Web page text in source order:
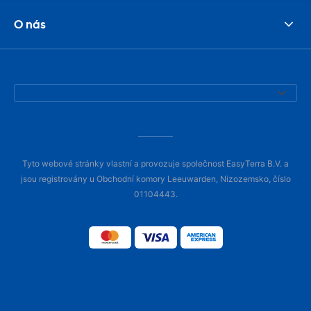
O nás
Tyto webové stránky vlastní a provozuje společnost EasyTerra B.V. a
jsou registrovány u Obchodní komory Leeuwarden, Nizozemsko, číslo
01104443.